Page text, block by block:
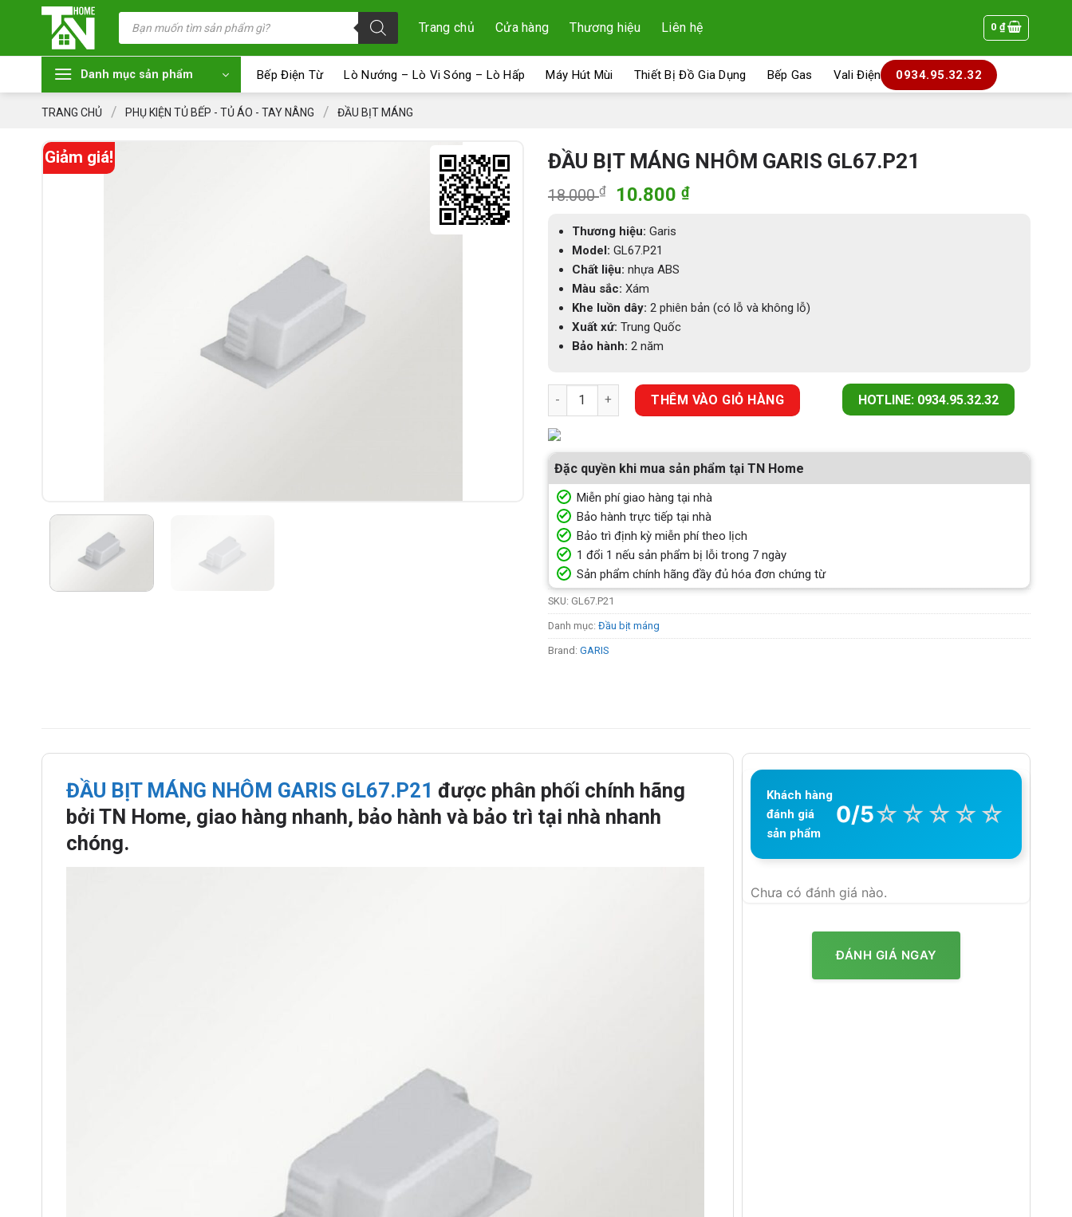
Tìm
kiếm
phẩm
Trang chủ Cửa hàng Thương hiệu Liên hệ 0 ₫
Danh mục sản phẩm Bếp Điện Từ Lò Nướng – Lò Vi Sóng – Lò Hấp Máy Hút Mùi Thiết Bị Đồ Gia Dụng Bếp Gas Vali Điện 0934.95.32.32
TRANG CHỦ / PHỤ KIỆN TỦ BẾP - TỦ ÁO - TAY NÂNG / ĐẦU BỊT MÁNG
Giảm giá! ĐẦU BỊT MÁNG NHÔM GARIS GL67.P21
18.000₫
Giá
là:
18.000 ₫.
10.800 ₫Giá
Thương hiệu: Garis
Model: GL67.P21
Chất liệu: nhựa ABS
Màu sắc: Xám
Khe luồn dây: 2 phiên bản (có lỗ và không lỗ)
Xuất xứ: Trung Quốc
Bảo hành: 2 năm
ĐẦU BỊT MÁNG NHÔM GARIS GL67.P21 số lượng
THÊM VÀO GIỎ HÀNG HOTLINE: 0934.95.32.32
Đặc quyền khi mua sản phẩm tại TN Home
Miễn phí giao hàng tại nhà
Bảo hành trực tiếp tại nhà
Bảo trì định kỳ miễn phí theo lịch
1 đổi 1 nếu sản phẩm bị lỗi trong 7 ngày
Sản phẩm chính hãng đầy đủ hóa đơn chứng từ
SKU: GL67.P21
Danh mục: Đầu bịt máng
Brand: GARIS
ĐẦU BỊT MÁNG NHÔM GARIS GL67.P21 được phân phối chính hãng
bởi TN Home, giao hàng nhanh, bảo hành và bảo trì tại nhà nhanh
chóng.
Khách hàng
đánh giá
sản phẩm
0/5☆ ☆ ☆ ☆ ☆
Chưa có đánh giá nào.
ĐÁNH GIÁ NGAY